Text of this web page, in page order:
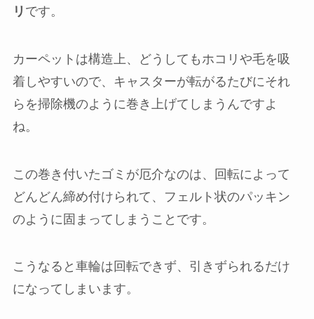
リ です。
カーペットは構造上、どうしてもホコリや毛を吸
着しやすいので、キャスターが転がるたびにそれ
らを掃除機のように巻き上げてしまうんですよ
ね。
この巻き付いたゴミが厄介なのは、回転によって
どんどん締め付けられて、フェルト状のパッキン
のように固まってしまうことです。
こうなると車輪は回転できず、引きずられるだけ
になってしまいます。